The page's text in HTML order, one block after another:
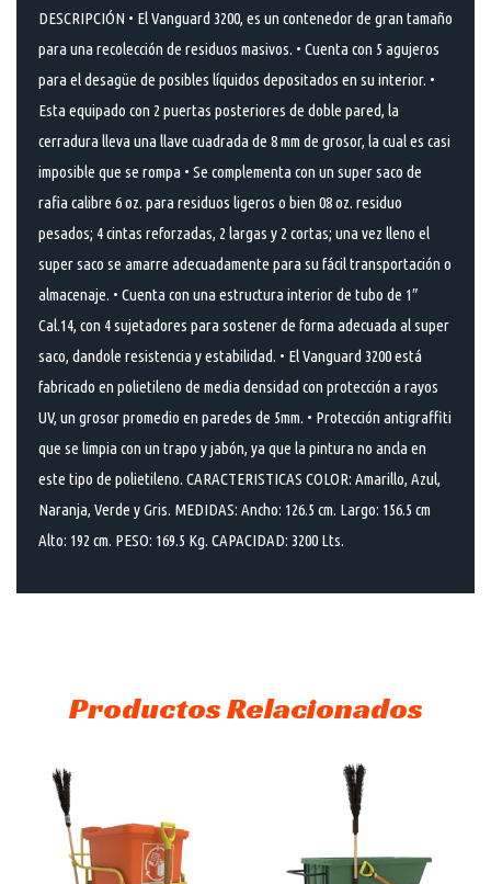
DESCRIPCIÓN • El Vanguard 3200, es un contenedor de gran tamaño
para una recolección de residuos masivos. • Cuenta con 5 agujeros
para el desagüe de posibles líquidos depositados en su interior. •
Esta equipado con 2 puertas posteriores de doble pared, la
cerradura lleva una llave cuadrada de 8 mm de grosor, la cual es casi
imposible que se rompa • Se complementa con un super saco de
rafia calibre 6 oz. para residuos ligeros o bien 08 oz. residuo
pesados; 4 cintas reforzadas, 2 largas y 2 cortas; una vez lleno el
super saco se amarre adecuadamente para su fácil transportación o
almacenaje. • Cuenta con una estructura interior de tubo de 1″
Cal.14, con 4 sujetadores para sostener de forma adecuada al super
saco, dandole resistencia y estabilidad. • El Vanguard 3200 está
fabricado en polietileno de media densidad con protección a rayos
UV, un grosor promedio en paredes de 5mm. • Protección antigraffiti
que se limpia con un trapo y jabón, ya que la pintura no ancla en
este tipo de polietileno. CARACTERISTICAS COLOR: Amarillo, Azul,
Naranja, Verde y Gris. MEDIDAS: Ancho: 126.5 cm. Largo: 156.5 cm
Alto: 192 cm. PESO: 169.5 Kg. CAPACIDAD: 3200 Lts.
Productos Relacionados